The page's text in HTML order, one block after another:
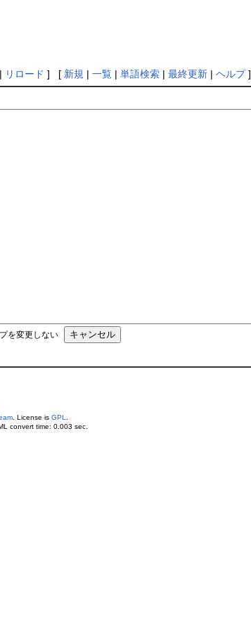
リロード ] [ 新規 | 一覧| 単語検索| 最終更新| ヘルプ]
を変更しない
. License is GPL
convert time: 0.003 sec.